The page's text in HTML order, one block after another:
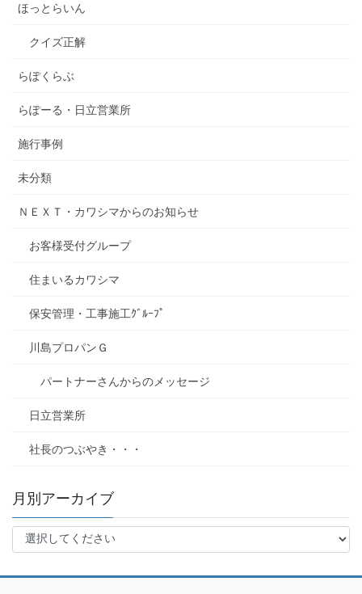
ほっとらいん
クイズ正解
らぽくらぶ
らぽーる・日立営業所
施行事例
未分類
ＮＥＸＴ・カワシマからのお知らせ
お客様受付グループ
住まいるカワシマ
保安管理・工事施工ｸﾞﾙｰﾌﾟ
川島プロパンＧ
パートナーさんからのメッセージ
日立営業所
社長のつぶやき・・・
月別アーカイブ